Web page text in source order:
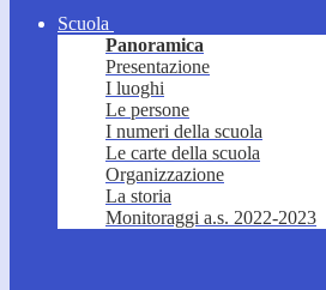
Scuola
Panoramica
Presentazione
I luoghi
Le persone
I numeri della scuola
Le carte della scuola
Organizzazione
La storia
Monitoraggi a.s. 2022-2023